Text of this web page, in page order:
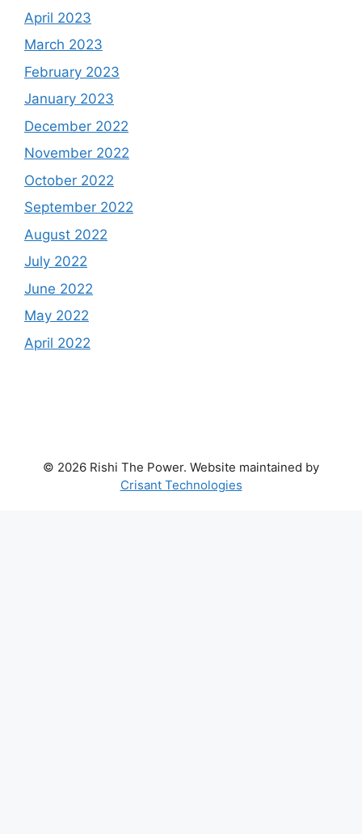
April 2023
March 2023
February 2023
January 2023
December 2022
November 2022
October 2022
September 2022
August 2022
July 2022
June 2022
May 2022
April 2022
© 2026 Rishi The Power. Website maintained by
Crisant Technologies